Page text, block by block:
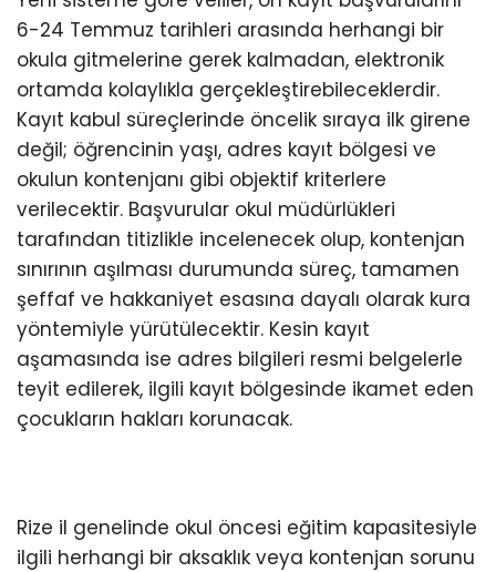
6-24 Temmuz tarihleri arasında herhangi bir
okula gitmelerine gerek kalmadan, elektronik
ortamda kolaylıkla gerçekleştirebileceklerdir.
Kayıt kabul süreçlerinde öncelik sıraya ilk girene
değil; öğrencinin yaşı, adres kayıt bölgesi ve
okulun kontenjanı gibi objektif kriterlere
verilecektir. Başvurular okul müdürlükleri
tarafından titizlikle incelenecek olup, kontenjan
sınırının aşılması durumunda süreç, tamamen
şeffaf ve hakkaniyet esasına dayalı olarak kura
yöntemiyle yürütülecektir. Kesin kayıt
aşamasında ise adres bilgileri resmi belgelerle
teyit edilerek, ilgili kayıt bölgesinde ikamet eden
çocukların hakları korunacak.
Rize il genelinde okul öncesi eğitim kapasitesiyle
ilgili herhangi bir aksaklık veya kontenjan sorunu